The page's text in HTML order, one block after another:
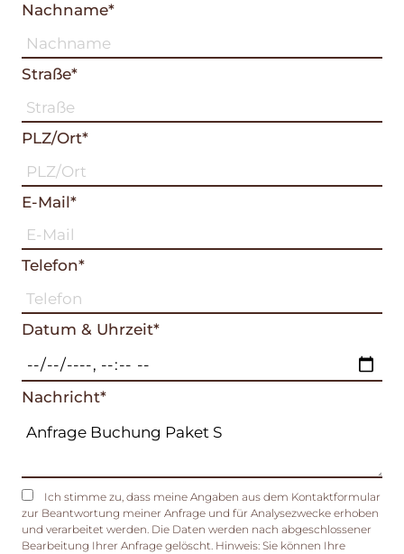
Nachname*
Straße*
PLZ/Ort*
E-Mail*
Telefon*
Datum & Uhrzeit*
Nachricht*
Ich stimme zu, dass meine Angaben aus dem Kontaktformular
zur Beantwortung meiner Anfrage und für Analysezwecke erhoben
und verarbeitet werden. Die Daten werden nach abgeschlossener
Bearbeitung Ihrer Anfrage gelöscht. Hinweis: Sie können Ihre